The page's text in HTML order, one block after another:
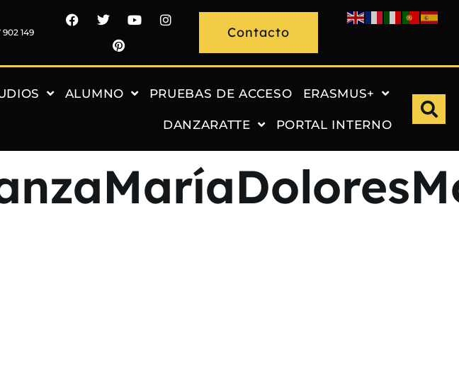
902 149 Contacto
ALUMNO PRUEBAS DE ACCESO ERASMUS+
DANZARATTE PORTAL INTERNO